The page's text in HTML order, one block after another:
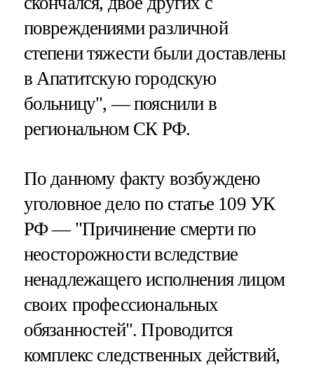
повреждениями различной
степени тяжести были доставлены
в Апатитскую городскую
больницу", — пояснили в
региональном СК РФ.
По данному факту возбуждено
уголовное дело по статье 109 УК
РФ — "Причинение смерти по
неосторожности вследствие
ненадлежащего исполнения лицом
своих профессиональных
обязанностей". Проводится
комплекс следственных действий,